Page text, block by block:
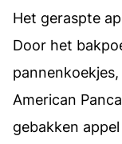
Het geraspte
Door het
American
gebakken